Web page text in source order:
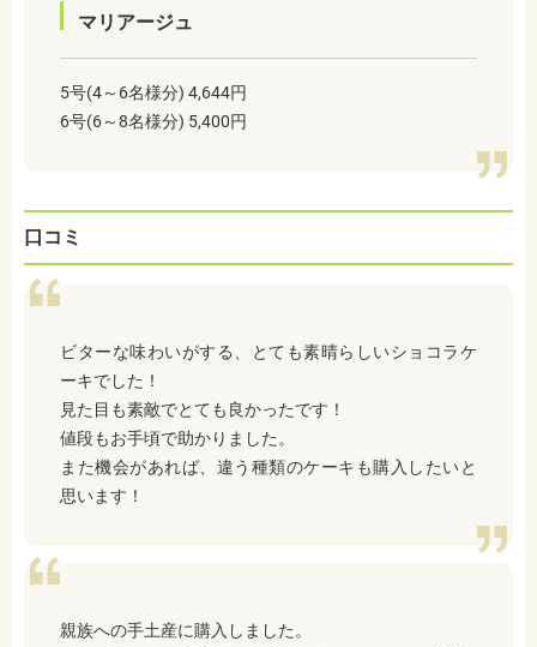
マリアージュ
5号(4～6名様分) 4,644円
6号(6～8名様分) 5,400円
口コミ
ビターな味わいがする、とても素晴らしいショコラケ
ーキでした！
見た目も素敵でとても良かったです！
値段もお手頃で助かりました。
また機会があれば、違う種類のケーキも購入したいと
思います！
親族への手土産に購入しました。